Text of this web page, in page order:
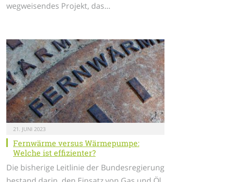
wegweisendes Projekt, das…
21. JUNI 2023
Fernwärme versus Wärmepumpe:
Welche ist effizienter?
Die bisherige Leitlinie der Bundesregierung